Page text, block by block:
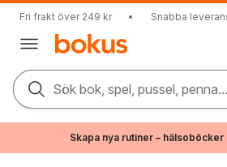
Fri frakt över 249 kr • Snabba
Sök bok, spel, pussel, penna...
Skapa nya rutiner –